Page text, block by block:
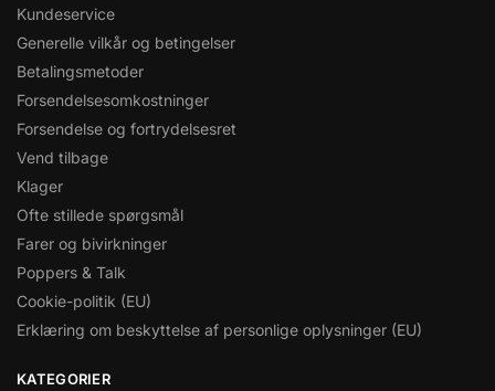
Kundeservice
Generelle vilkår og betingelser
Betalingsmetoder
Forsendelsesomkostninger
Forsendelse og fortrydelsesret
Vend tilbage
Klager
Ofte stillede spørgsmål
Farer og bivirkninger
Poppers & Talk
Cookie-politik (EU)
Erklæring om beskyttelse af personlige oplysninger (EU)
KATEGORIER